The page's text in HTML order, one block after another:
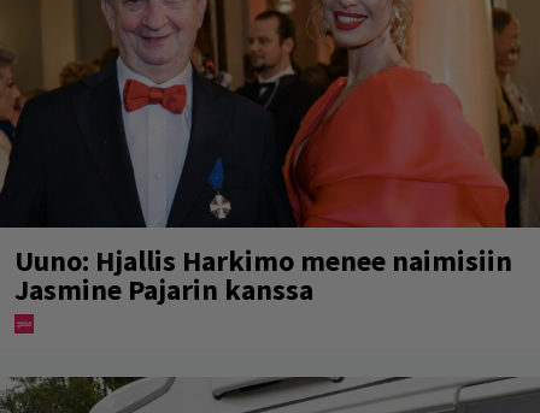
Uuno: Hjallis Harkimo menee naimisiin
Jasmine Pajarin kanssa